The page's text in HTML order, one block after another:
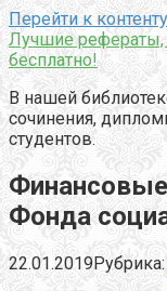
Перейти к контенту
Лучшие
бесплатно!
В нашей
сочинения,
студентов.
Фонда
22.01.2019Рубрика: